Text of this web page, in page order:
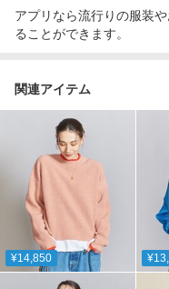
アプリなら流行りの服装
ることができます。
関連アイテム
¥14,850